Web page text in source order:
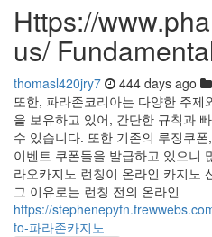
Https://
us/
thomasl420jry7 444 days ago
또한, 파라존코리아는 다양한 주제
을 보유하고 있어, 간단한 규칙과
수 있습니다. 또한 기존의 루징쿠
이벤트 쿠폰들을 발급하고 있으니
라오카지노 런칭이 온라인 카지노
그 이유로는 런칭 전의 온라인
https://
to-파라존카지노